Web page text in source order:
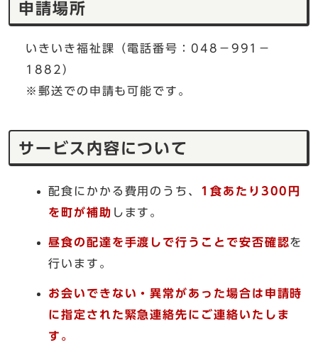
申請場所
いきいき福祉課（電話番号：048－991－
1882）
※郵送での申請も可能です。
サービス内容について
配食にかかる費用のうち、
1食あたり300円
を町が補助 します。
昼食の配達を手渡しで行うことで安否確認を
行います。
お会いできない・異常があった場合は申請時
に指定された緊急連絡先にご連絡いたしま
す。